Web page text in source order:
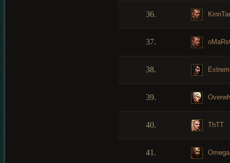
36.
37.
38.
39.
40. ThTT
41. Omega